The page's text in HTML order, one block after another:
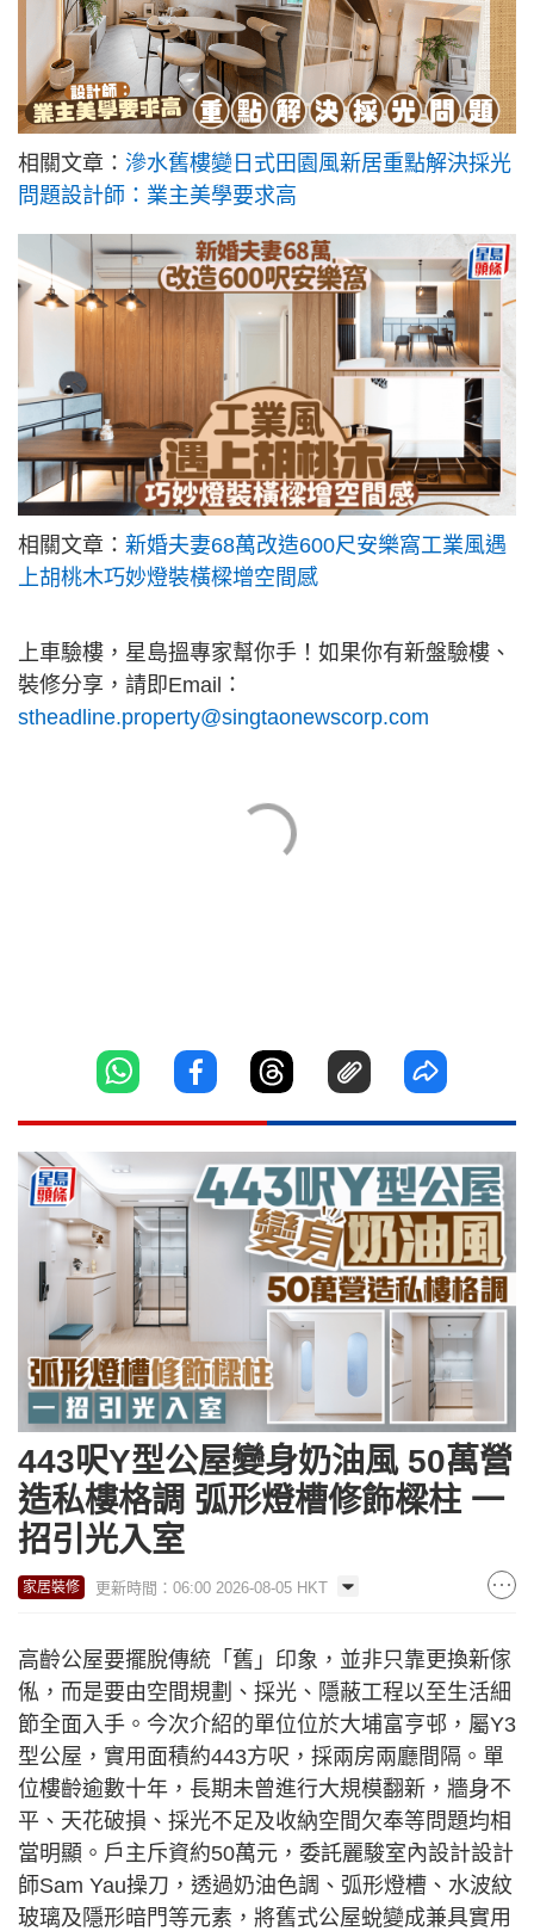
相關文章： 滲水舊樓變日式田園風新居重點解決採光
問題設計師：業主美學要求高
相關文章： 新婚夫妻68萬改造600尺安樂窩工業風遇
上胡桃木巧妙燈裝橫樑增空間感
上車驗樓，星島搵專家幫你手！如果你有新盤驗樓、
裝修分享，請即Email：
stheadline.property@singtaonewscorp.com
443呎Y型公屋變身奶油風 50萬營
造私樓格調 弧形燈槽修飾樑柱 一
招引光入室
家居裝修 更新時間：06:00 2026-08-05 HKT
高齡公屋要擺脫傳統「舊」印象，並非只靠更換新傢
俬，而是要由空間規劃、採光、隱蔽工程以至生活細
節全面入手。今次介紹的單位位於大埔富亨邨，屬Y3
型公屋，實用面積約443方呎，採兩房兩廳間隔。單
位樓齡逾數十年，長期未曾進行大規模翻新，牆身不
平、天花破損、採光不足及收納空間欠奉等問題均相
當明顯。戶主斥資約50萬元，委託麗駿室內設計設計
師Sam Yau操刀，透過奶油色調、弧形燈槽、水波紋
玻璃及隱形暗門等元素，將舊式公屋蛻變成兼具實用